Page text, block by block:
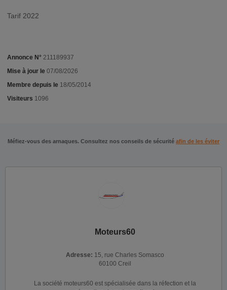
Tarif 2022
Annonce N° 211189937
Mise à jour le 07/08/2026
Membre depuis le 18/05/2014
Visiteurs 1096
Méfiez-vous des arnaques. Consultez nos conseils de sécurité afin de les éviter
Moteurs60
Adresse: 15, rue Charles Somasco
60100 Creil
La société moteurs60 est spécialisée dans la réfection et la